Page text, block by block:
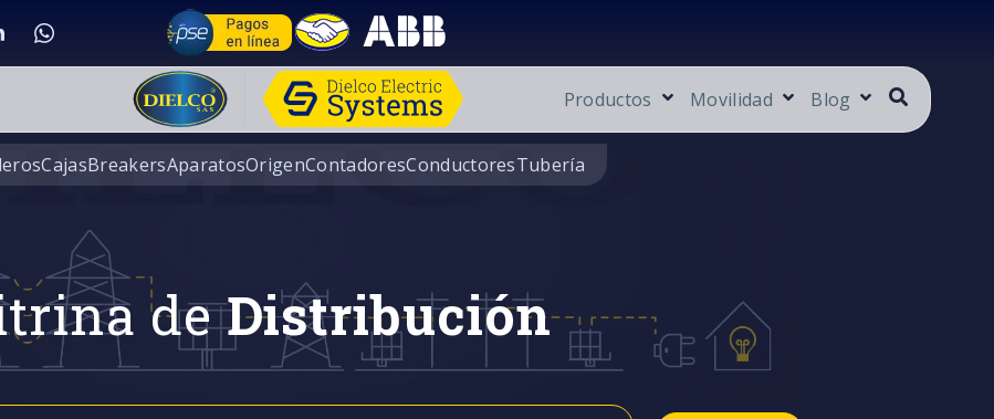
Productos Movilidad Blog
CajasBreakersAparatosOrigenContadoresConductoresTubería
deDistribución